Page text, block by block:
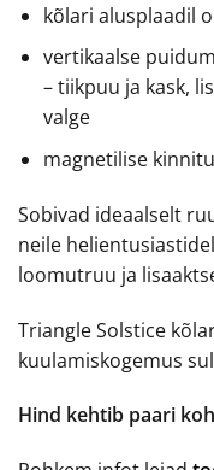
kõlari alusplaadil
vertikaalse
– tiikpuu ja kask,
valge
magnetilise
Sobivad ideaalselt
neile
loomutruu ja
Triangle Solstice
kuulamiskogemus
Hind kehtib paari